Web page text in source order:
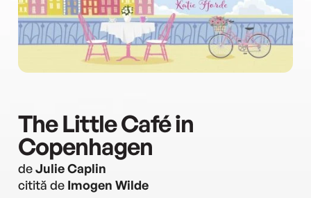
The Little Café in
Copenhagen
deJulie Caplin
citită de Imogen Wilde